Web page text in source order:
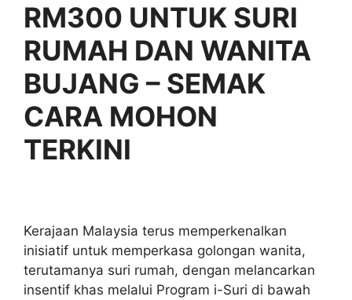
RM300 UNTUK SURI
RUMAH DAN WANITA
BUJANG – SEMAK
CARA MOHON
TERKINI
Kerajaan Malaysia terus memperkenalkan
inisiatif untuk memperkasa golongan wanita,
terutamanya suri rumah, dengan melancarkan
insentif khas melalui Program i-Suri di bawah